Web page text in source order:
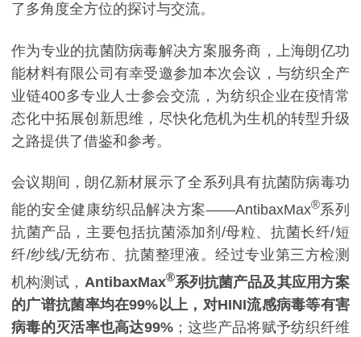
了多角度全方位的探讨与交流。
作为专业的抗菌防病毒解决方案服务商，上海朗亿功
能材料有限公司有幸受邀参加本次会议，与纺织全产
业链400多专业人士参会交流，为纺织企业在疫情常
态化中拓展创新思维，尽快化危机为生机的转型升级
之路提供了借鉴和参考。
会议期间，朗亿新材展示了全系列具有抗菌防病毒功
能的安全健康纺织品解决方案——AntibaxMax®系列
抗菌产品，主要包括抗菌添加剂/母粒、抗菌长纤/短
纤/纱线/无纺布、抗菌整理液。经过专业第三方检测
机构测试， AntibaxMax®系列抗菌产品及其应用方案
的广谱抗菌率均在99%以上，对HINI流感病毒等有害
病毒的灭活率也高达99%；这些产品将赋予纺织纤维